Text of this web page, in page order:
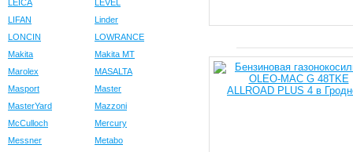
LEICA
LEVEL
LIFAN
Linder
LONCIN
LOWRANCE
Makita
Makita MT
Marolex
MASALTA
Masport
Master
MasterYard
Mazzoni
McCulloch
Mercury
Messner
Metabo